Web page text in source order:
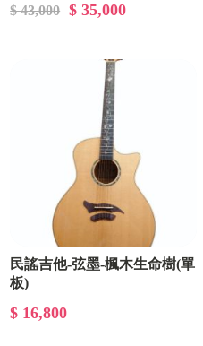
$ 43,000
$ 35,000
民謠吉他-弦墨-楓木生命樹(單
板)
$ 16,800